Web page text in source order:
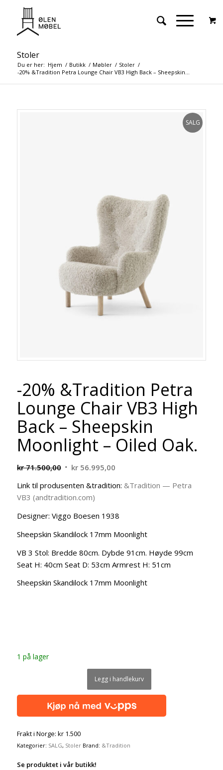
Stoler
Du er her: Hjem / Butikk / Møbler / Stoler /
-20% &Tradition Petra Lounge Chair VB3 High Back – Sheepskin...
SALG
-20% &Tradition Petra
Lounge Chair VB3 High
Back – Sheepskin
Moonlight – Oiled Oak.
kr71.500,00 Opprinnelig
var:
kr 71.500,00.
kr56.995,00Nåværende
er:
Link til produsenten &tradition: &Tradition — Petra
VB3 (andtradition.com)
Designer: Viggo Boesen 1938
Sheepskin Skandilock 17mm Moonlight
VB 3 Stol: Bredde 80cm. Dybde 91cm. Høyde 99cm
Seat H: 40cm Seat D: 53cm Armrest H: 51cm
Sheepskin Skandilock 17mm Moonlight
1 på lager
Legg i handlekurv
Frakt i Norge: kr 1.500
Kategorier: SALG, Stoler Brand: &Tradition
Se produktet i vår butikk!